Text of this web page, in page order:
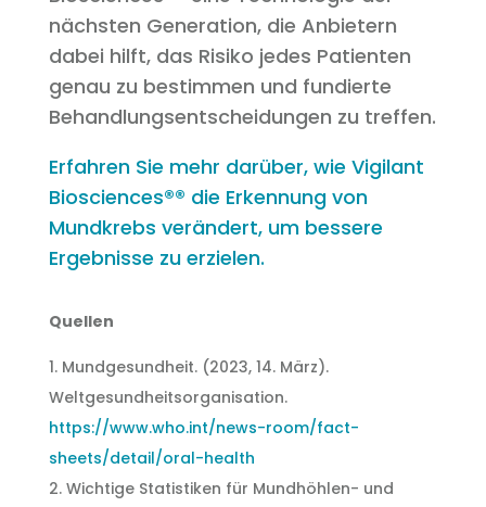
nächsten Generation, die Anbietern
dabei hilft, das Risiko jedes Patienten
genau zu bestimmen und fundierte
Behandlungsentscheidungen zu treffen.
Erfahren Sie mehr darüber, wie Vigilant
Biosciences®® die Erkennung von
Mundkrebs verändert, um bessere
Ergebnisse zu erzielen.
Quellen
1. Mundgesundheit. (2023, 14. März).
Weltgesundheitsorganisation.
https://www.who.int/news-room/fact-
sheets/detail/oral-health
2. Wichtige Statistiken für Mundhöhlen- und